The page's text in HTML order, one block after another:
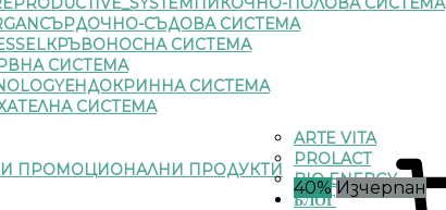
СЪРДОЧНО-СЪДОВА СИСТЕМА
КРЪВОНОСНА СИСТЕМА
СИСТЕМА
ЕНДОКРИННА СИСТЕМА
СИСТЕМА
ПРОМОЦИОНАЛНИ ПРОДУКТИ
ARTE VITA
PROLACT
BIO ENERGY
БЛОГ
40% Изчерпан